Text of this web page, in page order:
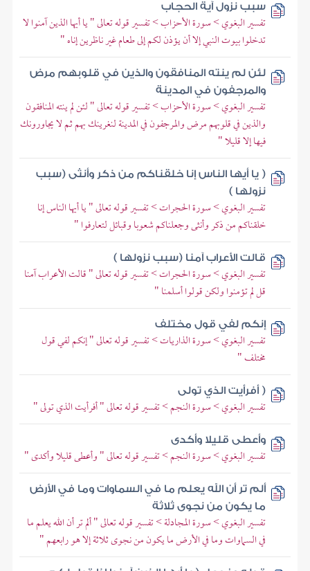
سبب نزول آية الحجاب
تفسير البغوي > سورة الأحزاب > تفسير قوله تعالى " يا أيها الذين آمنوا لا
تدخلوا بيوت النبي إلا أن يؤذن لكم إلى طعام غير ناظرين إناه "
لئن لم ينته المنافقون والذين في قلوبهم مرض
والمرجفون في المدينة
تفسير البغوي > سورة الأحزاب > تفسير قوله تعالى " لئن لم ينته المنافقون
والذين في قلوبهم مرض والمرجفون في المدينة لنغرينك بهم ثم لا يجاورونك
فيها إلا قليلا "
( يا أيها الناس إنا خلقناكم من ذكر وأنثى (سبب
نزولها )
تفسير البغوي > سورة الحجرات > تفسير قوله تعالى " يا أيها الناس إنا
خلقناكم من ذكر وأنثى وجعلناكم شعوبا وقبائل لتعارفوا "
قالت الأعراب آمنا (سبب نزولها )
تفسير البغوي > سورة الحجرات > تفسير قوله تعالى " قالت الأعراب آمنا
قل لم تؤمنوا ولكن قولوا أسلمنا "
إنكم لفي قول مختلف
تفسير البغوي > سورة الذاريات > تفسير قوله تعالى " إنكم لفي قول
مختلف "
( أفرأيت الذي تولى
تفسير البغوي > سورة النجم > تفسير قوله تعالى " أفرأيت الذي تولى "
وأعطى قليلا وأكدى
تفسير البغوي > سورة النجم > تفسير قوله تعالى " وأعطى قليلا وأكدى "
ألم تر أن الله يعلم ما في السماوات وما في الأرض
ما يكون من نجوى ثلاثة
تفسير البغوي > سورة المجادلة > تفسير قوله تعالى " ألم تر أن الله يعلم ما
في السماوات وما في الأرض ما يكون من نجوى ثلاثة إلا هو رابعهم "